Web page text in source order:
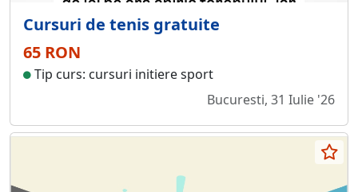
Cursuri de tenis gratuite
65 RON
Tip curs: cursuri initiere sport
Bucuresti, 31 Iulie '26